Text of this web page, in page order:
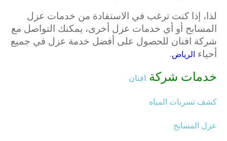
لذا، إذا كنت ترغب في الاستفادة من خدمات عزل
المسابح أو أي خدمات عزل أخرى، يمكنك التواصل مع
شركة افنان للحصول على أفضل خدمة عزل في جميع
أحياء الرياض.
خدمات شركة افنان
كشف تسربات المياه
عزل المسابح